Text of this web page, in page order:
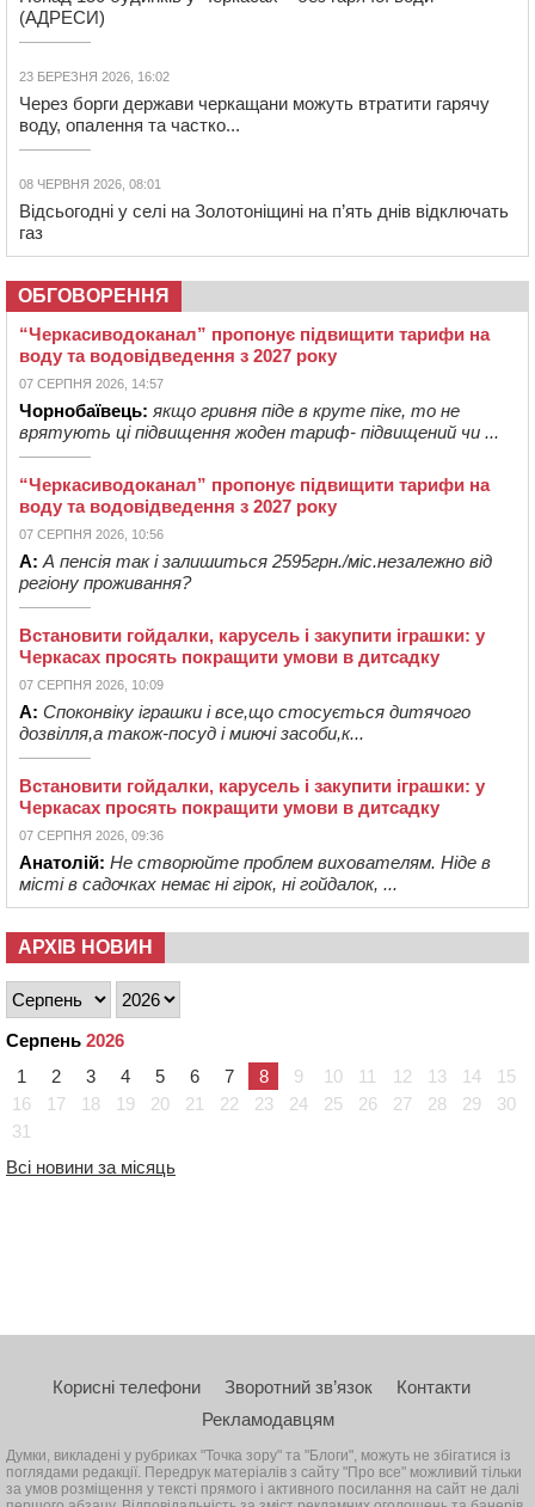
(АДРЕСИ)
23 БЕРЕЗНЯ 2026, 16:02
Через борги держави черкащани можуть втратити гарячу
воду, опалення та частко...
08 ЧЕРВНЯ 2026, 08:01
Відсьогодні у селі на Золотоніщині на п’ять днів відключать
газ
ОБГОВОРЕННЯ
“Черкасиводоканал” пропонує підвищити тарифи на
воду та водовідведення з 2027 року
07 СЕРПНЯ 2026, 14:57
Чорнобаївець: якщо гривня піде в круте піке, то не
врятують ці підвищення жоден тариф- підвищений чи ...
“Черкасиводоканал” пропонує підвищити тарифи на
воду та водовідведення з 2027 року
07 СЕРПНЯ 2026, 10:56
А: А пенсія так і залишиться 2595грн./міс.незалежно від
регіону проживання?
Встановити гойдалки, карусель і закупити іграшки: у
Черкасах просять покращити умови в дитсадку
07 СЕРПНЯ 2026, 10:09
А: Споконвіку іграшки і все,що стосується дитячого
дозвілля,а також-посуд і миючі засоби,к...
Встановити гойдалки, карусель і закупити іграшки: у
Черкасах просять покращити умови в дитсадку
07 СЕРПНЯ 2026, 09:36
Анатолій: Не створюйте проблем вихователям. Ніде в
місті в садочках немає ні гірок, ні гойдалок, ...
АРХІВ НОВИН
Серпень 2026
1
2 3 4 5 6 7 8 9 10 11 12 13 14
15
16
17 18 19 20 21 22 23 24 25 26 27 28 29
30
31
Всі новини за місяць
Корисні телефони Зворотний зв’язок
Контакти
Рекламодавцям
Думки, викладені у рубриках "Точка зору" та "Блоги", можуть не збігатися із
поглядами редакції. Передрук матеріалів з сайту "Про все" можливий тільки
за умов розміщення у тексті прямого і активного посилання на сайт не далі